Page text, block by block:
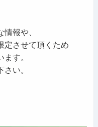
報や、
定させて頂くため
す。
い。